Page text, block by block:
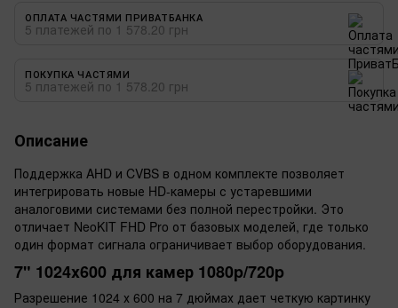
ОПЛАТА ЧАСТЯМИ ПРИВАТБАНКА
5 платежей по 1 578.20 грн
ПОКУПКА ЧАСТЯМИ
5 платежей по 1 578.20 грн
Описание
Поддержка AHD и CVBS в одном комплекте позволяет
интегрировать новые HD-камеры с устаревшими
аналоговими системами без полной перестройки. Это
отличает NeoKIT FHD Pro от базовых моделей, где только
один формат сигнала ограничивает выбор оборудования.
7" 1024x600 для камер 1080p/720p
Разрешение 1024 х 600 на 7 дюймах дает четкую картинку